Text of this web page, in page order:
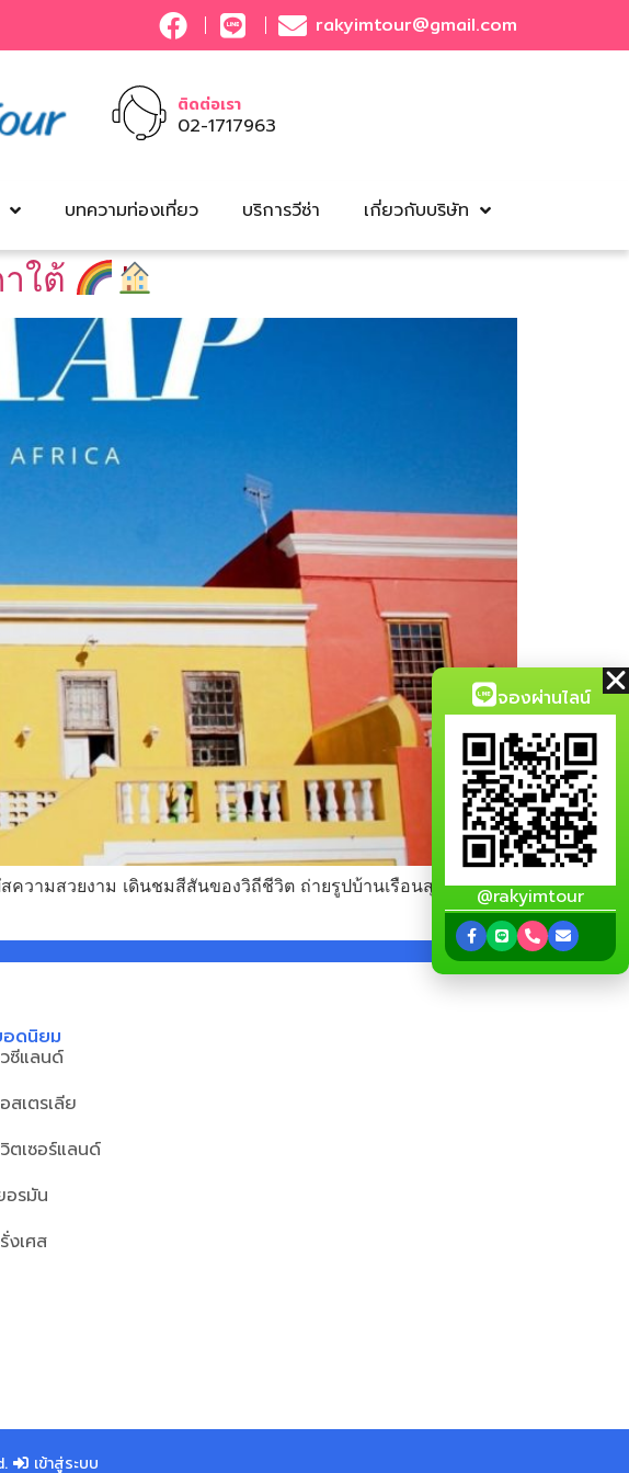
rakyimtour@gmail.com
ติดต่อเรา
02-1717963
บทความท่องเที่ยว บริการวีซ่า เกี่ยวกับบริษัท
ใต้
วามสวยงาม เดินชมสีสันของวิถีชีวิต ถ่ายรูปบ้านเรือนสุดคัลเลอร์
ดนิยม
ซีแลนด์
สเตรเลีย
ตเซอร์แลนด์
อรมัน
งเศส
เข้าสู่ระบบ
จองผ่านไลน์
@rakyimtour